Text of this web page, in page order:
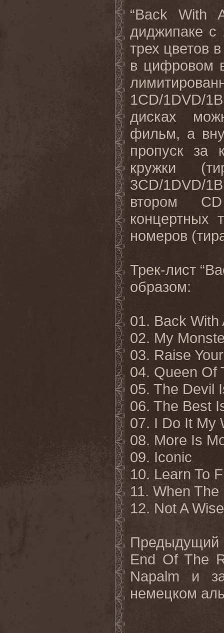
“Back With
диджипаке с
трех цветов
в цифровом
1CD/1DVD/
дисках
фильм, а
пропуск за
кружки
3CD/1DVD/
втором
концертных
номеров
Трек-лист
образом:
01. Back With
02. My
03. Raise
04. Queen Of
05. The Devil
06. The Best
07. I Do It My
08. More Is
09. Iconic
10. Learn To
11. When
12. Not A
Предыдущий
End Of The
Napalm и
немецком